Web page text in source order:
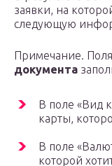
заявки, на
следующую
Примечание. Поля
документа
В поле «Вид
карты,
В поле
которой